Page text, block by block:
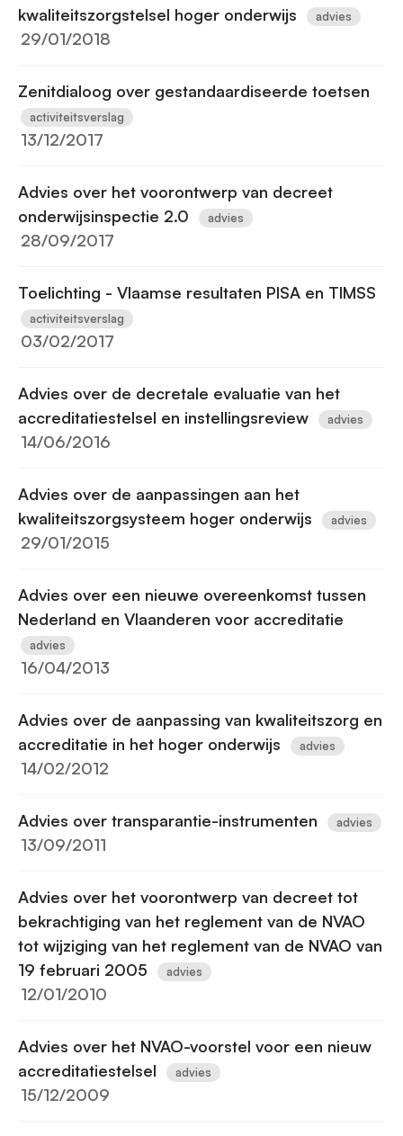
kwaliteitszorgstelsel hoger onderwijs
advies
29/01/2018
Zenitdialoog over gestandaardiseerde toetsen
activiteitsverslag
13/12/2017
Advies over het voorontwerp van decreet
onderwijsinspectie 2.0
advies
28/09/2017
Toelichting - Vlaamse resultaten PISA en TIMSS
activiteitsverslag
03/02/2017
Advies over de decretale evaluatie van het
accreditatiestelsel en instellingsreview
advies
14/06/2016
Advies over de aanpassingen aan het
kwaliteitszorgsysteem hoger onderwijs
advies
29/01/2015
Advies over een nieuwe overeenkomst tussen
Nederland en Vlaanderen voor accreditatie
advies
16/04/2013
Advies over de aanpassing van kwaliteitszorg en
accreditatie in het hoger onderwijs
advies
14/02/2012
Advies over transparantie-instrumenten advies
13/09/2011
Advies over het voorontwerp van decreet tot
bekrachtiging van het reglement van de NVAO
tot wijziging van het reglement van de NVAO van
19 februari 2005
advies
12/01/2010
Advies over het NVAO-voorstel voor een nieuw
accreditatiestelsel
advies
15/12/2009